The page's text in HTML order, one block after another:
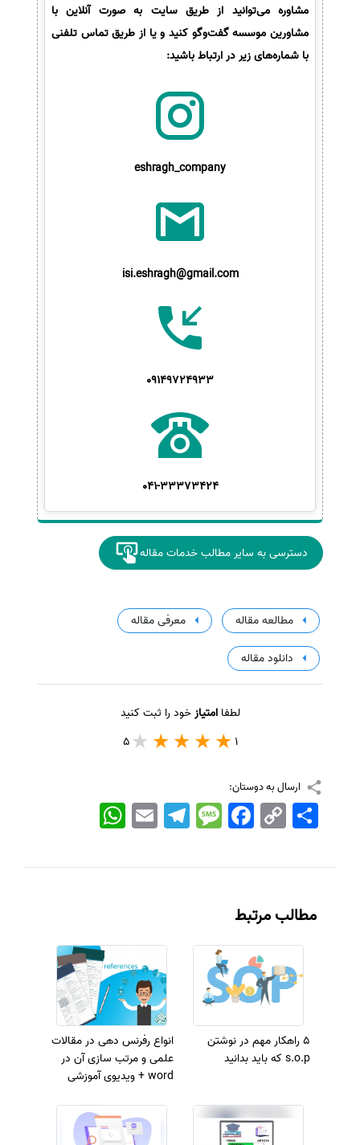
مشاوره می‌توانید از طریق سایت به صورت آنلاین با
مشاورین موسسه گفت‌وگو کنید و یا از طریق تماس تلفنی
با شماره‌های زیر در ارتباط باشید:
eshragh_company
isi.eshragh@gmail.com
09149724933
041-33373424
دسترسی به سایر مطالب خدمات مقاله
مطالعه مقاله معرفی مقاله
دانلود مقاله
لطفاامتیازخود را ثبت کنید
1
5
ارسال به دوستان:
WhatsApp EmailTelegramMessageFacebook Copy
Link
اشتراک
مطالب مرتبط
5 راهکار مهم در نوشتن
s.o.p که باید بدانید
انواع رفرنس دهی در مقالات
علمی و مرتب سازی آن در
word + ویدیوی آموزشی